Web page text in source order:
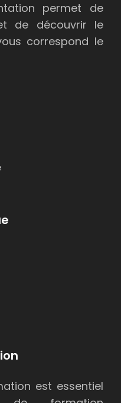
permet de
de découvrir le
correspond le
est essentiel